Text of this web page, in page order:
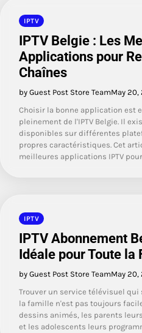
IPTV
IPTV Belgie : Les
Applications pour
Chaînes
by Guest Post Store TeamMay 20,
Choisir la bonne application est
pleinement de l'IPTV Belgie. Il
disponibles sur différentes
propres caractéristiques. Cet
meilleures applications IPTV
IPTV
IPTV Abonnement
Idéale pour Toute la
by Guest Post Store TeamMay 20,
Trouver un service télévisuel
la famille n'est pas toujours
dessins animés, les parents
et les adolescents leurs